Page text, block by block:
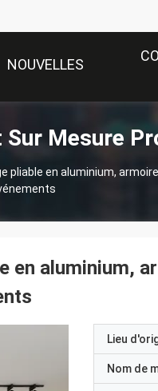
NOUVELLES
Sur Mesure
pliable en aluminium,
en aluminium,
Lieu
Nom de